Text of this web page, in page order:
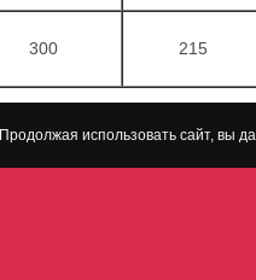
300 215
Продолжая использовать сайт, вы